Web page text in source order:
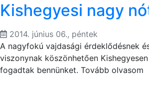
Kishegyesi nagy
2014. június 06., péntek
A nagyfokú vajdasági érdeklődésnek
viszonynak köszönhetően
fogadtak bennünket. Tovább olvasom